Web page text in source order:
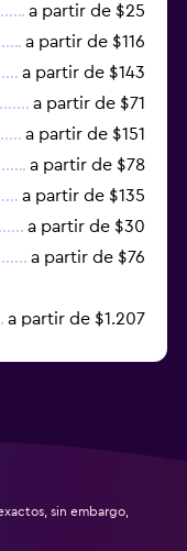
a partir de $25
a partir de $116
a partir de $143
a partir de $71
a partir de $151
a partir de $78
a partir de $135
a partir de $30
a partir de $76
a partir de $1.207
sin embargo,